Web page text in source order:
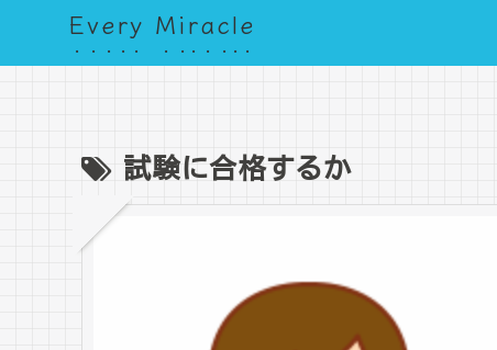
Every Miracle
試験に合格するか